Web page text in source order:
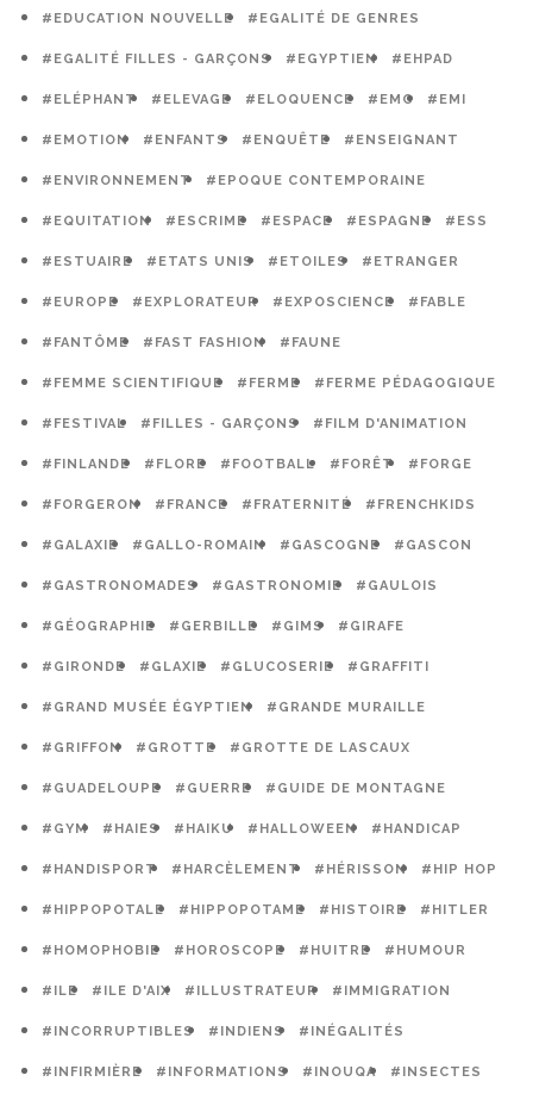
#EDUCATION NOUVELLE #EGALITÉ DE GENRES
#EGALITÉ FILLES - GARÇONS #EGYPTIEN #EHPAD
#ELÉPHANT #ELEVAGE #ELOQUENCE #EMC #EMI
#EMOTION #ENFANTS #ENQUÊTE #ENSEIGNANT
#ENVIRONNEMENT #EPOQUE CONTEMPORAINE
#EQUITATION #ESCRIME #ESPACE #ESPAGNE #ESS
#ESTUAIRE #ETATS UNIS #ETOILES #ETRANGER
#EUROPE #EXPLORATEUR #EXPOSCIENCE #FABLE
#FANTÔME #FAST FASHION #FAUNE
#FEMME SCIENTIFIQUE #FERME #FERME PÉDAGOGIQUE
#FESTIVAL #FILLES - GARÇONS #FILM D'ANIMATION
#FINLANDE #FLORE #FOOTBALL #FORÊT #FORGE
#FORGERON #FRANCE #FRATERNITÉ #FRENCHKIDS
#GALAXIE #GALLO-ROMAIN #GASCOGNE #GASCON
#GASTRONOMADES #GASTRONOMIE #GAULOIS
#GÉOGRAPHIE #GERBILLE #GIMS #GIRAFE
#GIRONDE #GLAXIE #GLUCOSERIE #GRAFFITI
#GRAND MUSÉE ÉGYPTIEN #GRANDE MURAILLE
#GRIFFON #GROTTE #GROTTE DE LASCAUX
#GUADELOUPE #GUERRE #GUIDE DE MONTAGNE
#GYM #HAIES #HAIKU #HALLOWEEN #HANDICAP
#HANDISPORT #HARCÈLEMENT #HÉRISSON #HIP HOP
#HIPPOPOTALE #HIPPOPOTAME #HISTOIRE #HITLER
#HOMOPHOBIE #HOROSCOPE #HUITRE #HUMOUR
#ILE #ILE D'AIX #ILLUSTRATEUR #IMMIGRATION
#INCORRUPTIBLES #INDIENS #INÉGALITÉS
#INFIRMIÈRE #INFORMATIONS #INOUQA #INSECTES